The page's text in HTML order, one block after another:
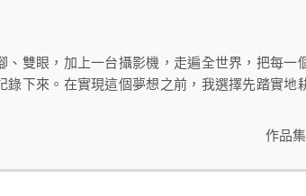
雙眼，加上一台攝影機，走遍全世界，把每一
下來。在實現這個夢想之前，我選擇先踏實地
作品集